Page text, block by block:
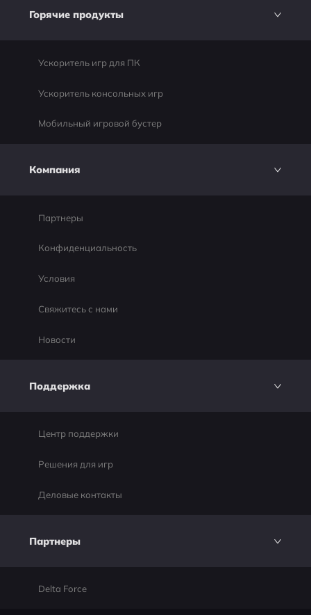
Горячие продукты
Ускоритель игр для ПК
Ускоритель консольных игр
Мобильный игровой бустер
Компания
Партнеры
Конфиденциальность
Условия
Свяжитесь с нами
Новости
Поддержка
Центр поддержки
Решения для игр
Деловые контакты
Партнеры
Delta Force